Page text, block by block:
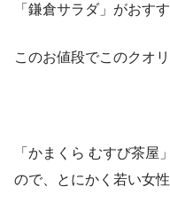
「鎌倉サラダ」がおすす
このお値段でこのクオ
「かまくら むすび茶屋
ので、とにかく若い女性